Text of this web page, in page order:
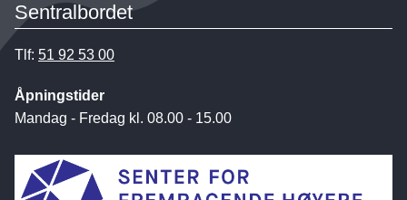
Sentralbordet
Tlf: 51 92 53 00
Åpningstider
Mandag - Fredag kl. 08.00 - 15.00